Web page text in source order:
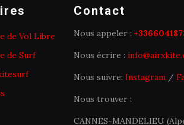
de Vol Libre
de Surf
Contact
Nous appeler :
Nous écrire :
Nous suivre: Instagram/
Nous trouver :
CANNES-MANDELIEU